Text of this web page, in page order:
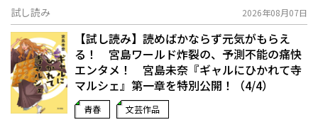
試し読み 2026年08月07日
【試し読み】読めばかならず元気がもらえ
る！ 宮島ワールド炸裂の、予測不能の痛快
エンタメ！ 宮島未奈『ギャルにひかれて寺
マルシェ』第一章を特別公開！（4/4）
青春 文芸作品